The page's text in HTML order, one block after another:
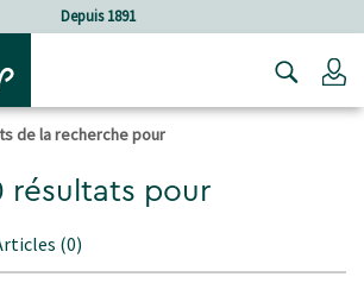
pied de page
Depuis 1891
de la recherche pour
résultats pour
(0)